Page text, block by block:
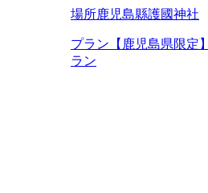
場所鹿児島縣護國神社
プラン 【鹿児島県限定
ラン